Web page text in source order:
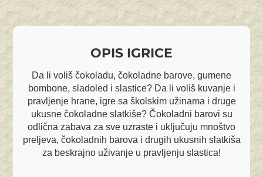
OPIS IGRICE
Da li voliš čokoladu, čokoladne barove, gumene
bombone, sladoled i slastice? Da li voliš kuvanje i
pravljenje hrane, igre sa školskim užinama i druge
ukusne čokoladne slatkiše? Čokoladni barovi su
odlična zabava za sve uzraste i uključuju mnoštvo
preljeva, čokoladnih barova i drugih ukusnih slatkiša
za beskrajno uživanje u pravljenju slastica!